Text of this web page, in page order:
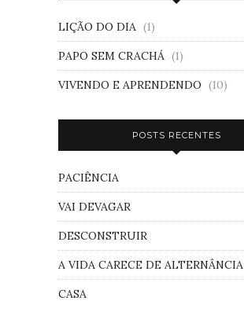
LIÇÃO DO DIA (1)
PAPO SEM CRACHÁ (1)
VIVENDO E APRENDENDO (10)
POSTS RECENTES
PACIÊNCIA
VAI DEVAGAR
DESCONSTRUIR
A VIDA CARECE DE ALTERNÂNCIA
CASA